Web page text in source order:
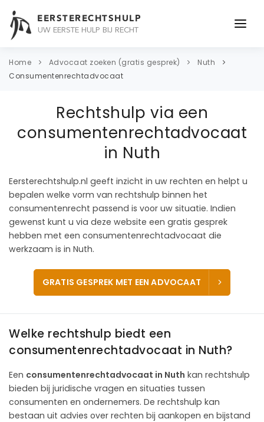
EERSTERECHTSHULP
UW EERSTE HULP BIJ RECHT
ONDERWERPEN
ADVOCAAT
OVER ONS
Home Advocaat zoeken (gratis gesprek)
Nuth
Consumentenrechtadvocaat
Rechtshulp via een
consumentenrechtadvocaat
in Nuth
Eersterechtshulp.nl geeft inzicht in uw rechten en helpt u
bepalen welke vorm van rechtshulp binnen het
consumentenrecht passend is voor uw situatie. Indien
gewenst kunt u via deze website een gratis gesprek
hebben met een consumentenrechtadvocaat die
werkzaam is in Nuth.
GRATIS GESPREK MET EEN ADVOCAAT
Welke rechtshulp biedt een
consumentenrechtadvocaat in Nuth?
Een consumentenrechtadvocaat in Nuth kan rechtshulp
bieden bij juridische vragen en situaties tussen
consumenten en ondernemers. De rechtshulp kan
bestaan uit advies over rechten bij aankopen en bijstand